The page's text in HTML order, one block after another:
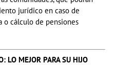
jurídico en caso de
o cálculo de pensiones
LO MEJOR PARA SU HIJO